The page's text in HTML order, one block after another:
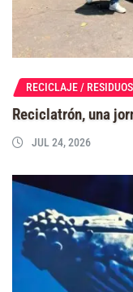
RECICLAJE / RESIDUOS
Reciclatrón, una
JUL 24, 2026